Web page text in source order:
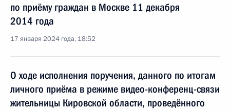
по приёму граждан в Москве 11 декабря
2014 года
17 января 2024 года, 18:52
О ходе исполнения поручения, данного по итогам
личного приёма в режиме видео-конференц-связи
жительницы Кировской области, проведённого